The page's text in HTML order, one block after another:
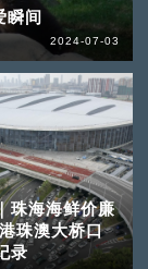
瞬间
2024-07-03
珠海海鲜价廉
珠澳大桥口
录